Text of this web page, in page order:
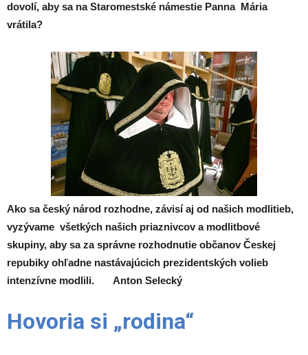
dovolí, aby sa na Staromestské námestie Panna Mária
vrátila?
Ako sa český národ rozhodne, závisí aj od našich modlitieb,
vyzývame všetkých našich priaznivcov a modlitbové
skupiny, aby sa za správne rozhodnutie občanov Českej
repubiky ohľadne nastávajúcich prezidentských volieb
intenzívne modlili. Anton Selecký
Hovoria si „rodina“